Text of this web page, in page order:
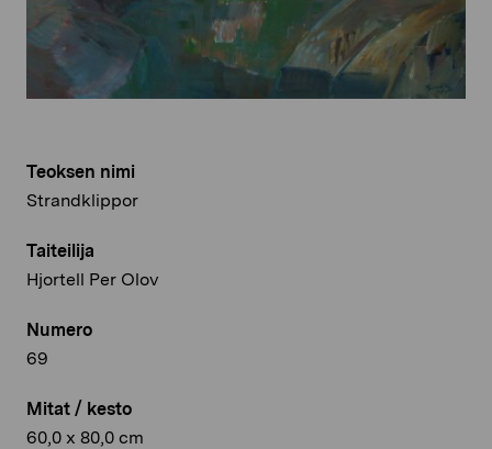
Teoksen nimi
Strandklippor
Taiteilija
Hjortell Per Olov
Numero
69
Mitat / kesto
60,0 x 80,0 cm